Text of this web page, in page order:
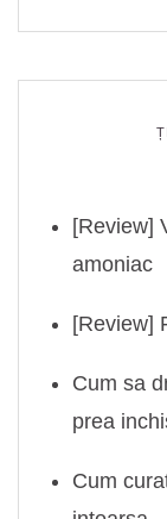
[Review]
amoniac
[Review]
Cum sa
prea
Cum